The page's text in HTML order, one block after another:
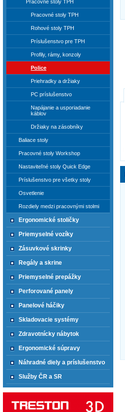
Pracovné stoly TPH
Pracovné stoly TPH
Rohové stoly TPH
Príslušenstvo pre TPH
Profily, rámy, konzoly
Police
Priehradky a držiaky
PC príslušenstvo
Napájanie a usporiadanie
káblov
Držiaky na zásobníky
Baliace stoly
Pracovné stoly Workshop
Nastaviteľné stoly Quick Edge
Príslušenstvo pre všetky stoly
Osvetlenie
Rozdiely medzi pracovnými stolmi
Ergonomické stoličky
Priemyselné vozíky
Zásuvkové skrinky
Regály a skrine
Priemyselné prepážky
Perforované panely
Panelové háčiky
Skladovacie systémy
Zdravotnícky nábytok
Ergonomické súpravy
Náhradné diely a príslušenstvo
Služby ČR a SR